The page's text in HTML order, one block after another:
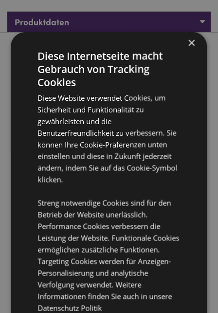
Produktdaten
Produktbeschreibung
Jingle Bunch Weihnachten Rentier Plüsch-Stirnband
Größe: Einheitsgröße
Geeignet für Bleichmittel:
Geeignet für den Trockner:Nein
Geeignet zum Bügeln:Nein
Pflegehinweis: Maschinenwäsche bis 30°C
Saisonaler Feiertag/ festlicher Anlass:
Produkttressourcen:
Möchten Sie mehr über den Einkauf bei Puckator
erfahren?Dann lesen Sie unserenLeitfaden für
Kundeninformationen.
Produktattribute
Information
Höhe 9cm Breite 14cm Tiefe 14cm
5055071512766
120
×
Diese Internetseite macht
Gebrauch von Tracking
Cookies
Diese Website verwendet Cookies, um
Sicherheit und Funktionalität zu
gewährleisten und die
Benutzerfreundlichkeit zu verbessern. Sie
können Ihre Cookie-Präferenzen unten
einstellen und diese in Zukunft jederzeit
ändern, indem Sie auf das Cookie-Symbol
klicken.
Streng notwendige Cookies sind für den
Betrieb der Website unerlässlich.
Performance Cookies verbessern die
Leistung der Website. Funktionale Cookies
ermöglichen zusätzliche Funktionen.
Targeting Cookies werden für Anzeigen-
Personalisierung und analytische
Verfolgung verwendet. Weitere
Informationen finden Sie auch in unsere
Datenschutz Politik